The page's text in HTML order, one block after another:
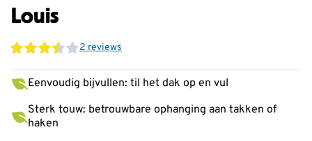
Louis
2 reviews
Eenvoudig bijvullen: til het dak op en vul
Sterk touw: betrouwbare ophanging aan takken of
haken